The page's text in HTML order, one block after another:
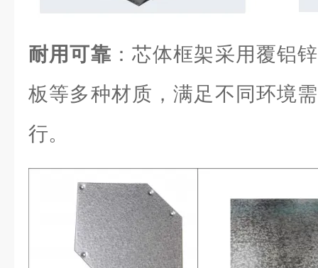
耐用可靠 ：芯体框架采用覆铝
板等多种材质，满足不同环境
行。